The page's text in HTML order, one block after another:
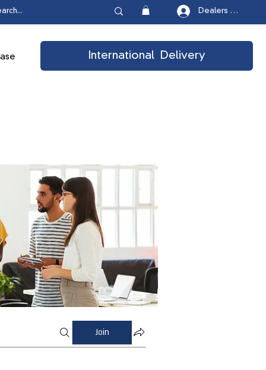
Dealers Login
International Delivery
Join